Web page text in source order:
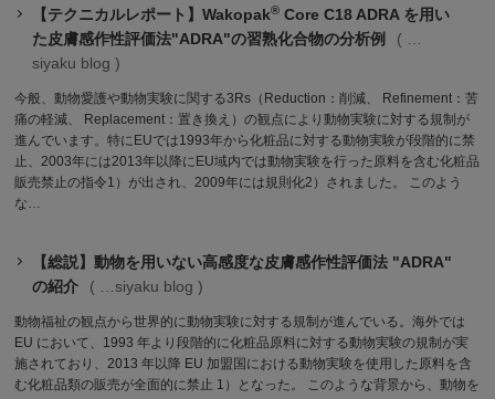
【テクニカルレポート】Wakopak® Core C18 ADRA を用い
た皮膚感作性評価法"ADRA"の習熟化合物の分析例
siyaku blog
今般、動物愛護や動物実験に関する3Rs（Reduction：削減、 Refinement：苦
痛の軽減、 Replacement：置き換え）の観点により動物実験に対する規制が
進んでいます。特にEUでは1993年から化粧品に対する動物実験が段階的に禁
止、2003年には2013年以降にEU域内では動物実験を行った原料を含む化粧品
販売禁止の指令1）が出され、2009年には規則化2）されました。 このよう
な…
【総説】動物を用いない高感度な皮膚感作性評価法 "ADRA"
の紹介
siyaku blog
動物福祉の観点から世界的に動物実験に対する規制が進んでいる。海外では
EU において、1993 年より段階的に化粧品原料に対する動物実験の規制が実
施されており、2013 年以降 EU 加盟国における動物実験を使用した原料を含
む化粧品類の販売が全面的に禁止 1）となった。 このような背景から、動物を